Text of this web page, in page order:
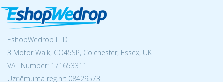
EshopWedrop LTD
3 Motor Walk, CO45SP, Colchester, Essex, UK
VAT Number: 171653311
Uzņēmuma reģ.nr: 08429573